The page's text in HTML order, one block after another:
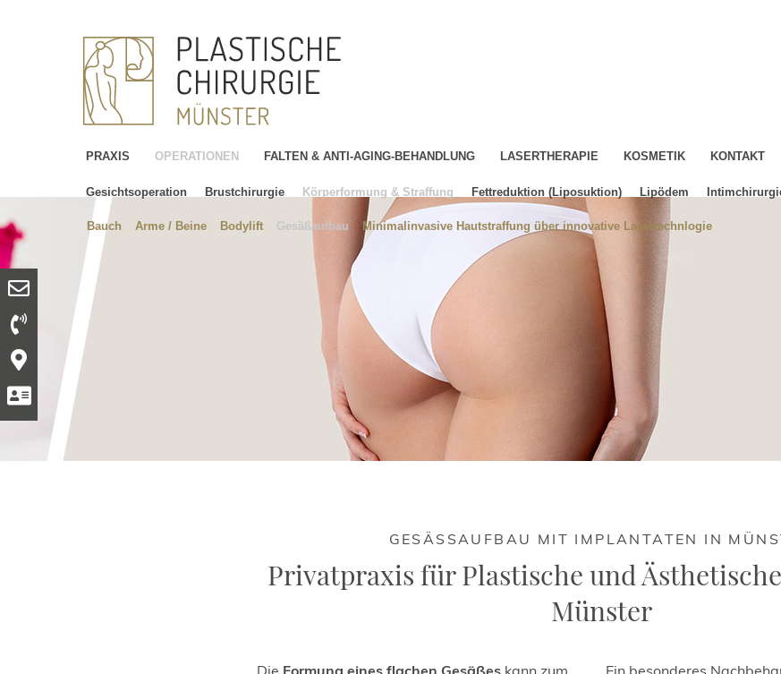
PRAXIS OPERATIONEN FALTEN & ANTI-AGING-BEHANDLUNG LASERTHERAPIE KOSMETIK KONTAKT
Gesichtsoperation Brustchirurgie Körperformung & Straffung
Bauch Arme / Beine Bodylift Gesäßaufbau Minimalinvasive Hautstraffung über innovative Lasertechnlogie
Fettreduktion (Liposuktion) Lipödem
GESÄSSAUFBAU MIT IMPLANTATEN IN
Privatpraxis für Plastische und
Münster
Die Formung eines flachen Gesäßes kann zum
Ein besonderes